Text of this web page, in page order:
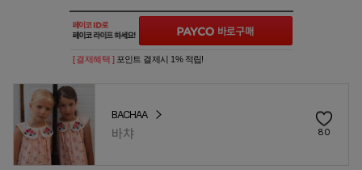
[ 결제혜택 ] 포인트 결제시 1% 적립!
BACHAA
바챠 80